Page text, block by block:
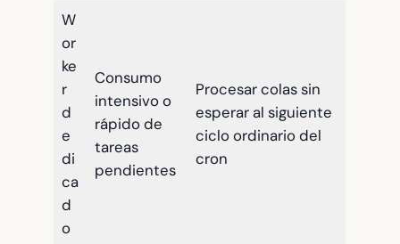
W
or
ke
r
d
e
di
ca
d
o
Consumo
intensivo o
rápido de
tareas
pendientes
Procesar colas sin
esperar al siguiente
ciclo ordinario del
cron